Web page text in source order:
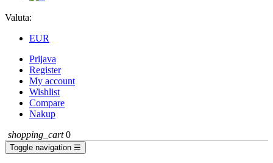
Valuta:
EUR
Prijava
Register
My account
Wishlist
Compare
Nakup
shopping_cart 0
Toggle navigation ☰